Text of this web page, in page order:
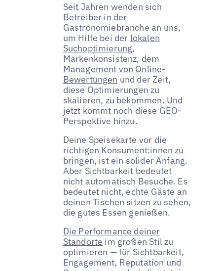
Seit Jahren wenden sich
Betreiber in der
Gastronomiebranche an uns,
um Hilfe bei der lokalen
Suchoptimierung,
Markenkonsistenz, dem
Management von Online-
Bewertungen und der Zeit,
diese Optimierungen zu
skalieren, zu bekommen. Und
jetzt kommt noch diese GEO-
Perspektive hinzu.
Deine Speisekarte vor die
richtigen Konsument:innen zu
bringen, ist ein solider Anfang.
Aber Sichtbarkeit bedeutet
nicht automatisch Besuche. Es
bedeutet nicht, echte Gäste an
deinen Tischen sitzen zu sehen,
die gutes Essen genießen.
Die Performance deiner
Standorte im großen Stil zu
optimieren — für Sichtbarkeit,
Engagement, Reputation und